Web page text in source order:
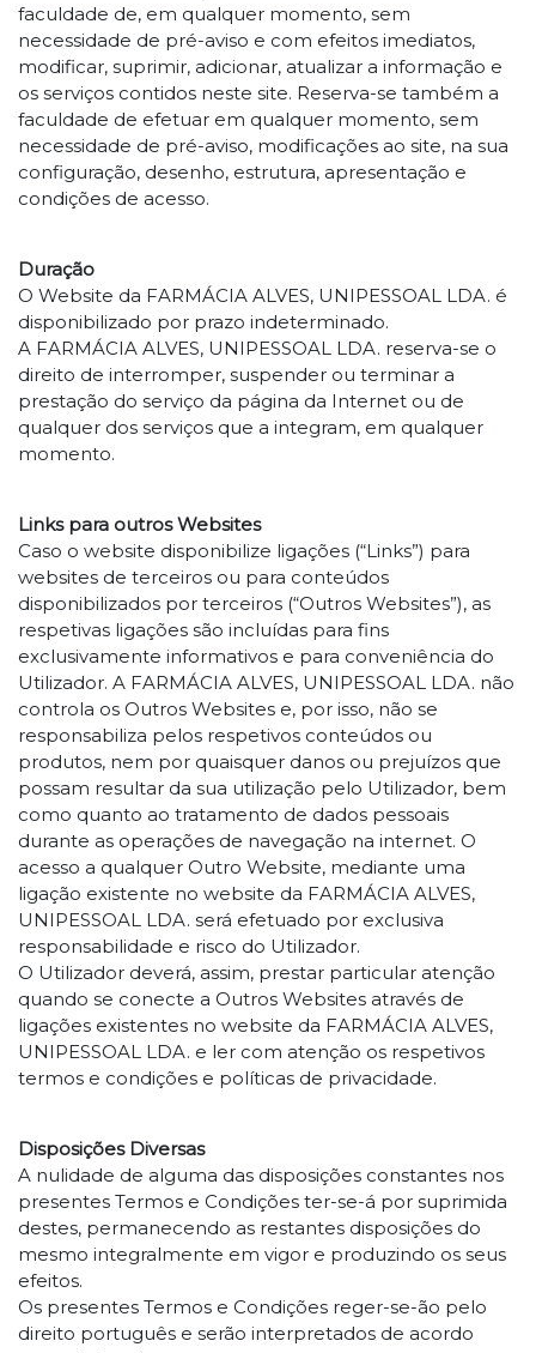
faculdade de, em qualquer momento, sem
necessidade de pré-aviso e com efeitos imediatos,
modificar, suprimir, adicionar, atualizar a informação e
os serviços contidos neste site. Reserva-se também a
faculdade de efetuar em qualquer momento, sem
necessidade de pré-aviso, modificações ao site, na sua
configuração, desenho, estrutura, apresentação e
condições de acesso.
Duração
O Website da FARMÁCIA ALVES, UNIPESSOAL LDA. é
disponibilizado por prazo indeterminado.
A FARMÁCIA ALVES, UNIPESSOAL LDA. reserva-se o
direito de interromper, suspender ou terminar a
prestação do serviço da página da Internet ou de
qualquer dos serviços que a integram, em qualquer
momento.
Links para outros Websites
Caso o website disponibilize ligações (“Links”) para
websites de terceiros ou para conteúdos
disponibilizados por terceiros (“Outros Websites”), as
respetivas ligações são incluídas para fins
exclusivamente informativos e para conveniência do
Utilizador. A FARMÁCIA ALVES, UNIPESSOAL LDA. não
controla os Outros Websites e, por isso, não se
responsabiliza pelos respetivos conteúdos ou
produtos, nem por quaisquer danos ou prejuízos que
possam resultar da sua utilização pelo Utilizador, bem
como quanto ao tratamento de dados pessoais
durante as operações de navegação na internet. O
acesso a qualquer Outro Website, mediante uma
ligação existente no website da FARMÁCIA ALVES,
UNIPESSOAL LDA. será efetuado por exclusiva
responsabilidade e risco do Utilizador.
O Utilizador deverá, assim, prestar particular atenção
quando se conecte a Outros Websites através de
ligações existentes no website da FARMÁCIA ALVES,
UNIPESSOAL LDA. e ler com atenção os respetivos
termos e condições e políticas de privacidade.
Disposições Diversas
A nulidade de alguma das disposições constantes nos
presentes Termos e Condições ter-se-á por suprimida
destes, permanecendo as restantes disposições do
mesmo integralmente em vigor e produzindo os seus
efeitos.
Os presentes Termos e Condições reger-se-ão pelo
direito português e serão interpretados de acordo